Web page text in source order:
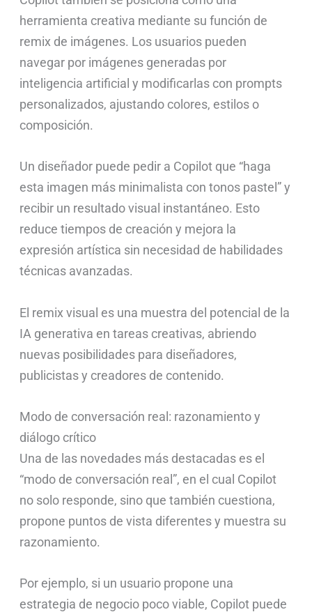
herramienta creativa mediante su función de
remix de imágenes. Los usuarios pueden
navegar por imágenes generadas por
inteligencia artificial y modificarlas con prompts
personalizados, ajustando colores, estilos o
composición.
Un diseñador puede pedir a Copilot que “haga
esta imagen más minimalista con tonos pastel” y
recibir un resultado visual instantáneo. Esto
reduce tiempos de creación y mejora la
expresión artística sin necesidad de habilidades
técnicas avanzadas.
El remix visual es una muestra del potencial de la
IA generativa en tareas creativas, abriendo
nuevas posibilidades para diseñadores,
publicistas y creadores de contenido.
Modo de conversación real: razonamiento y
diálogo crítico
Una de las novedades más destacadas es el
“modo de conversación real”, en el cual Copilot
no solo responde, sino que también cuestiona,
propone puntos de vista diferentes y muestra su
razonamiento.
Por ejemplo, si un usuario propone una
estrategia de negocio poco viable, Copilot puede